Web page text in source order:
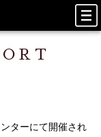
ターにて開催され